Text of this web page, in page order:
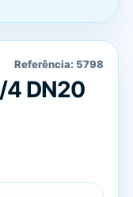
Referência: 5798
4 DN20